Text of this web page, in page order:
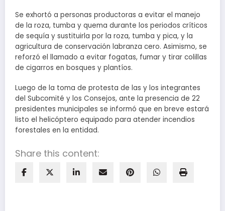
Se exhortó a personas productoras a evitar el manejo
de la roza, tumba y quema durante los periodos críticos
de sequía y sustituirla por la roza, tumba y pica, y la
agricultura de conservación labranza cero. Asimismo, se
reforzó el llamado a evitar fogatas, fumar y tirar colillas
de cigarros en bosques y plantíos.
Luego de la toma de protesta de las y los integrantes
del Subcomité y los Consejos, ante la presencia de 22
presidentes municipales se informó que en breve estará
listo el helicóptero equipado para atender incendios
forestales en la entidad.
Share this content: